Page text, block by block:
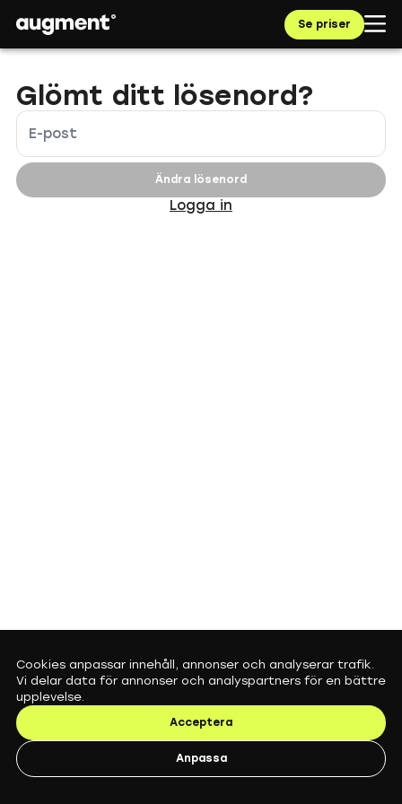
Se priser
Glömt ditt lösenord?
E-post
Ändra lösenord
Logga in
Cookies anpassar innehåll, annonser och analyserar trafik.
Vi delar data för annonser och analyspartners för en bättre
upplevelse.
Anpassa
Acceptera
Navigated to Reset Password | augment.eco